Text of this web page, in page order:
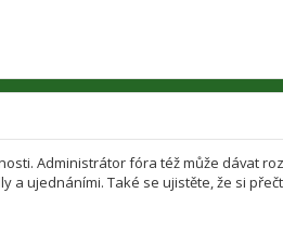
Administrátor fóra též může dávat
ujednáními. Také se ujistěte, že si